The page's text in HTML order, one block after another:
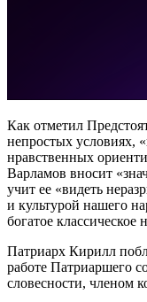
Как отметил
непростых условиях,
нравственных
Варламов вносит
учит ее «видеть
и культурой нашего
богатое классическое
Патриарх Кирилл
работе Патриаршего
словесности, членом